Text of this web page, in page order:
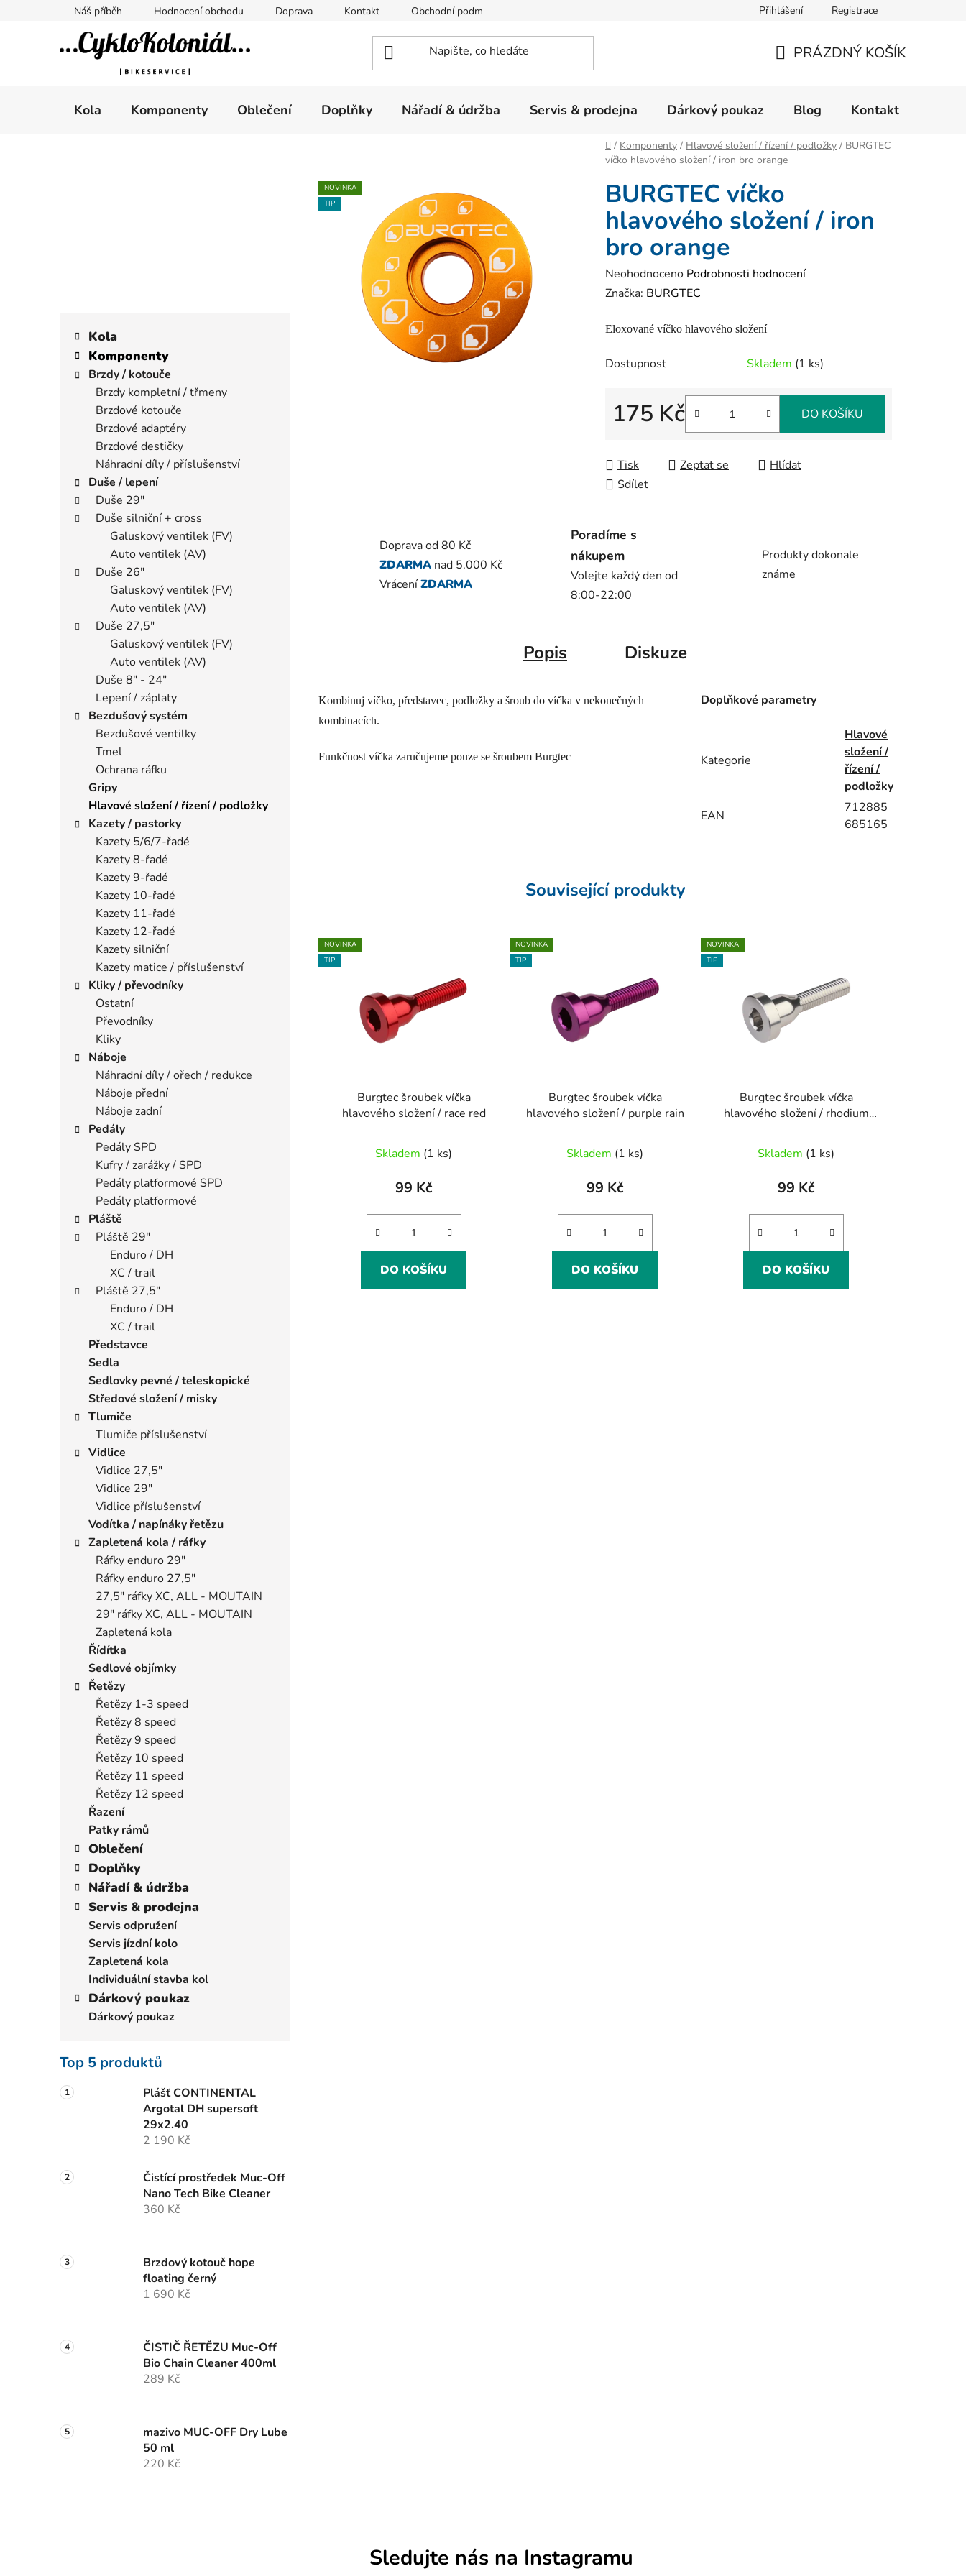
Náš příběh Hodnocení obchodu Doprava Kontakt Obchodní podmínky Formulář pro reklamaci zboží
Přihlášení Registrace
KOŠÍK
PRÁZDNÝ KOŠÍK
Kola Komponenty Oblečení Doplňky Nářadí & údržba Servis & prodejna Dárkový poukaz Blog Kontakt
Domů
/ Komponenty / Hlavové složení / řízení / podložky / BURGTEC
víčko hlavového složení / iron bro orange
kategorie
Kola
Komponenty
Brzdy / kotouče
Brzdy kompletní / třmeny
Brzdové kotouče
Brzdové adaptéry
Brzdové destičky
Náhradní díly / příslušenství
Duše / lepení
Duše 29"
Duše silniční + cross
Galuskový ventilek (FV)
Auto ventilek (AV)
Duše 26"
Galuskový ventilek (FV)
Auto ventilek (AV)
Duše 27,5"
Galuskový ventilek (FV)
Auto ventilek (AV)
Duše 8" - 24"
Lepení / záplaty
Bezdušový systém
Bezdušové ventilky
Tmel
Ochrana ráfku
Gripy
Hlavové složení / řízení / podložky
Kazety / pastorky
Kazety 5/6/7-řadé
Kazety 8-řadé
Kazety 9-řadé
Kazety 10-řadé
Kazety 11-řadé
Kazety 12-řadé
Kazety silniční
Kazety matice / příslušenství
Kliky / převodníky
Ostatní
Převodníky
Kliky
Náboje
Náhradní díly / ořech / redukce
Náboje přední
Náboje zadní
Pedály
Pedály SPD
Kufry / zarážky / SPD
Pedály platformové SPD
Pedály platformové
Pláště
Pláště 29"
Enduro / DH
XC / trail
Pláště 27,5"
Enduro / DH
XC / trail
Představce
Sedla
Sedlovky pevné / teleskopické
Středové složení / misky
Tlumiče
Tlumiče příslušenství
Vidlice
Vidlice 27,5"
Vidlice 29"
Vidlice příslušenství
Vodítka / napínáky řetězu
Zapletená kola / ráfky
Ráfky enduro 29"
Ráfky enduro 27,5"
27,5" ráfky XC, ALL - MOUTAIN
29" ráfky XC, ALL - MOUTAIN
Zapletená kola
Řídítka
Sedlové objímky
Řetězy
Řetězy 1-3 speed
Řetězy 8 speed
Řetězy 9 speed
Řetězy 10 speed
Řetězy 11 speed
Řetězy 12 speed
Řazení
Patky rámů
Oblečení
Doplňky
Nářadí & údržba
Servis & prodejna
Servis odpružení
Servis jízdní kolo
Zapletená kola
Individuální stavba kol
Dárkový poukaz
Dárkový poukaz
Top 5 produktů
Plášť CONTINENTAL
Argotal DH supersoft
29x2.40
2 190 Kč
Čistící prostředek Muc-Off
Nano Tech Bike Cleaner
360 Kč
Brzdový kotouč hope
floating černý
1 690 Kč
ČISTIČ ŘETĚZU Muc-Off
Bio Chain Cleaner 400ml
289 Kč
mazivo MUC-OFF Dry Lube
50 ml
220 Kč
BURGTEC víčko
hlavového složení / iron
bro orange
Průměrné
hodnocení
je
z
hvězdiček.
Neohodnoceno Podrobnosti hodnocení
Značka: BURGTEC
Eloxované víčko hlavového složení
Dostupnost Skladem (1 ks)
175 Kč DO KOŠÍKU
Tisk Zeptat se
Hlídat
Sdílet
NOVINKA
TIP
Doprava od 80 Kč
ZDARMA nad 5.000 Kč
VráceníZDARMA
Poradíme s
nákupem
Volejte každý den od
8:00-22:00
Produkty dokonale
známe
Popis Diskuze
Kombinuj víčko, představec, podložky a šroub do víčka v nekonečných
kombinacích.
Funkčnost víčka zaručujeme pouze se šroubem Burgtec
Doplňkové parametry
Kategorie
Hlavové
složení /
řízení /
podložky
EAN
712885
685165
Související produkty
NOVINKA
TIP
Burgtec šroubek víčka
hlavového složení / race red
Skladem (1 ks)
99 Kč
DO KOŠÍKU
NOVINKA
TIP
Burgtec šroubek víčka
hlavového složení / purple rain
Skladem (1 ks)
99 Kč
DO KOŠÍKU
NOVINKA
TIP
Burgtec šroubek víčka
hlavového složení / rhodium
Skladem (1 ks)
99 Kč
DO KOŠÍKU
Sledujte nás na Instagramu